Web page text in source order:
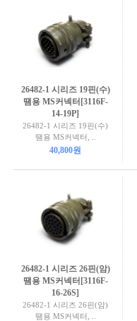
26482-1 시리즈 19핀(수)
땜용 MS커넥터[3116F-
14-19P]
26482-1 시리즈 19핀(수)
땜용 MS커넥터, ..
40,800원
26482-1 시리즈 26핀(암)
땜용 MS커넥터[3116F-
16-26S]
26482-1 시리즈 26핀(암)
땜용 MS커넥터, ..